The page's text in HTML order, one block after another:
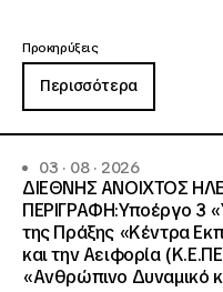
Προκηρύξεις
Περισσότερα
03 · 08 · 2026
ΔΙΕΘΝΗΣ ΑΝΟΙΧΤΟΣ
ΠΕΡΙΓΡΑΦΗ:Υποέργο 3
της Πράξης «Κέντρα
και την Αειφορία
«Ανθρώπινο Δυναμικό